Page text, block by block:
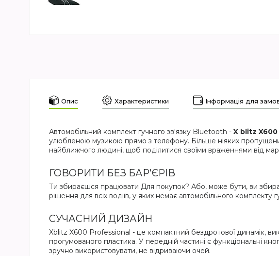
Опис Характеристики Інформація для
Автомобільний комплект гучного зв'язку Bluetooth - X blitz
улюбленою музикою прямо з телефону. Більше ніяких
найближчого людині, щоб поділитися своїми враженнями від
ГОВОРИТИ БЕЗ БАР'ЄРІВ
Ти збираєшся працювати Для покупок? Або, може бути, ви
рішення для всіх водіїв, у яких немає автомобільного
СУЧАСНИЙ ДИЗАЙН
Xblitz X600 Professional - це компактний бездротової динамік,
прогумованого пластика. У передній частині є функціональні
зручно використовувати, не відриваючи очей.